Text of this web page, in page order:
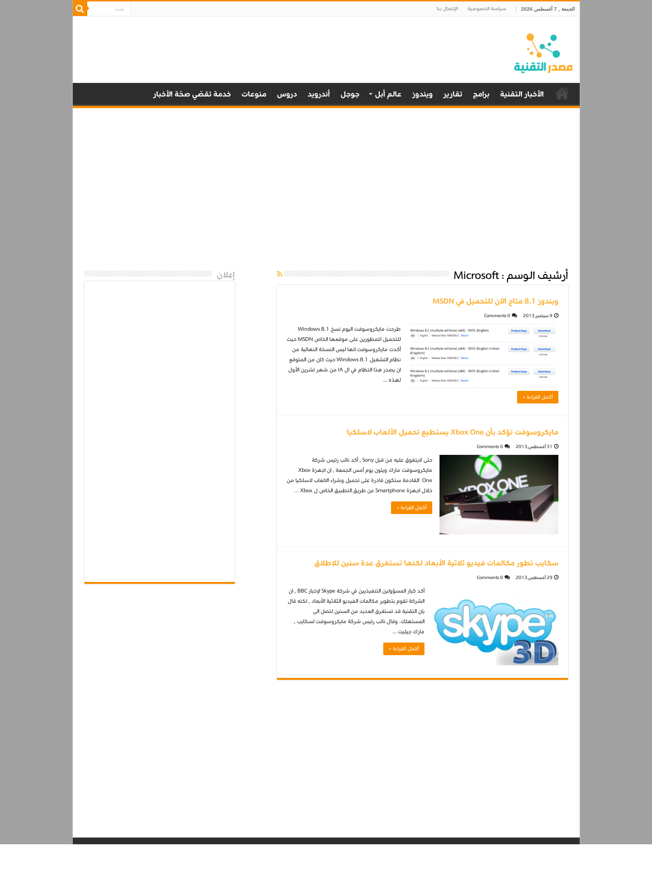
الجمعة , 7 أغسطس 2026 سياسة الخصوصية الإتصال بنا
الأخبار التقنية برامج تقارير ويندوز عالم أبل جوجل أندرويد دروس منوعات خدمة تقصّي صحّة الأخبار
أرشيف الوسم :Microsoft
ويندوز 8.1 متاح الآن للتحميل في MSDN
9 سبتمبر,2013 0 Comments
طرحت مايكروسوفت اليوم نسخ Windows 8.1
للتحميل للمطورين على موقعها الخاص MSDN حيث
أكدت مايكروسوفت انها ليس النسخة النهائية من
نظام التشغيل Windows 8.1 حيث كان من المتوقع
ان يصدر هذا التظام في ال ١٨ من شهر تشرين الأول
لهذه …
أكمل القراءة »
مايكروسوفت تؤكد بأن Xbox One يستطيع تحميل الألعاب لاسلكيا
31 أغسطس,2013 0 Comments
حتى لايتفوق عليه من قبل Sony , أكد نائب رئيس شركة
مايكروسوفت مارك ويتون يوم أمس الجمعة , ان اجهزة Xbox
One القادمة ستكون قادرة على تحميل وشراء الالعاب لاسلكيا من
خلال اجهزة Smartphone عن طريق التطبيق الخاص ل Xbox …
أكمل القراءة »
سكايب تطور مكالمات فيديو ثلاثية الأبعاد لكنها تستغرق عدة سنين للاطلاق
29 أغسطس,2013 0 Comments
أكد كبار المسؤولين التنفيذيين في شركة Skype لإخبار BBC , ان
الشركة تقوم بتطوير مكالمات الفيديو الثلاثية الأبعاد , لكنه قال
بان التقنية قد تستغرق العديد من السنين لتصل الى
المستهلك. وقال نائب رئيس شركة مايكروسوفت لسكايب ,
مارك جيليت …
أكمل القراءة »
إعلان